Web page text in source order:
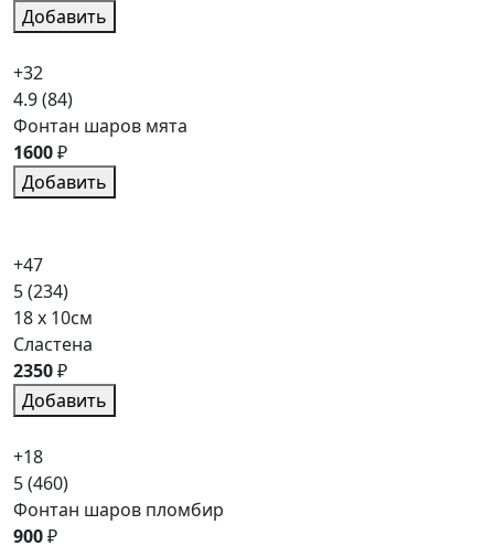
Добавить
+32
4.9(84)
Фонтан шаров мята
1600₽
Добавить
+47
5(234)
18 x 10см
Сластена
2350₽
Добавить
+18
5(460)
Фонтан шаров пломбир
900₽